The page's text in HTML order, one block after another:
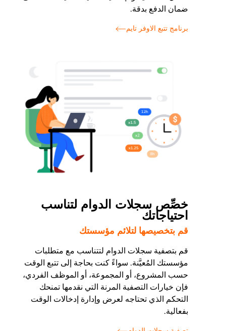
ضمان الدفع بدقة.
برنامج تتبع الاوفر تايم
خصِّص سجلات الدوام لتناسب
احتياجاتك
قم بتخصيصها لتلائم مؤسستك
قم بتصفية سجلات الدوام لتتناسب مع متطلبات
مؤسستك المُعيَّنة. سواءً كنت بحاجة إلى تتبع الوقت
حسب المشروع، أو المجموعة، أو الموظف الفردي،
فإن خيارات التصفية المرنة التي نقدمها تمنحك
التحكم الذي تحتاجه لعرض وإدارة إدخالات الوقت
بفعالية.